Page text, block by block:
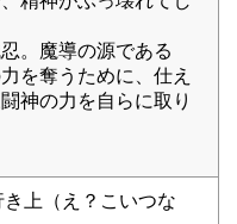
。魔導の源である
を奪うために、仕え
神の力を自らに取り
き上（え？こいつな